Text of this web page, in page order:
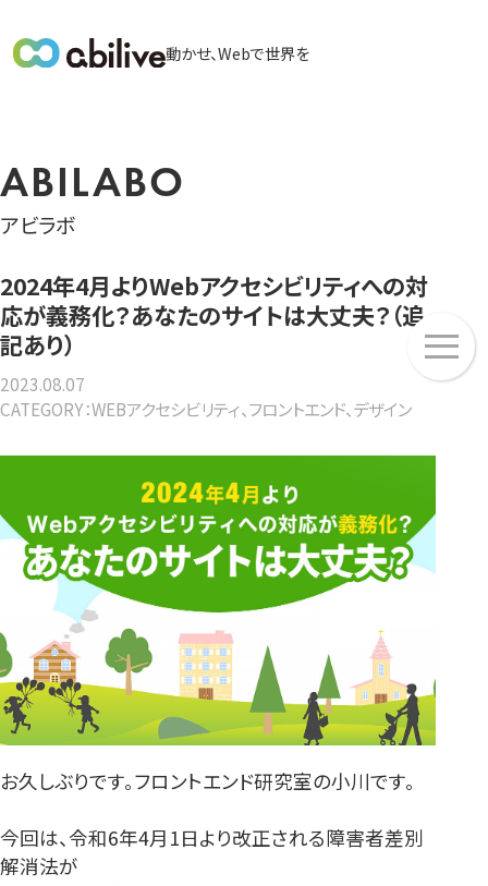
動かせ、Webで世界を
メ
ニ
ュ
ー
ニ
ュ
ABILABO
アビラボ
2024年4月よりWebアクセシビリティへの対
応が義務化？あなたのサイトは大丈夫？（追
記あり）
2023.08.07
CATEGORY：WEBアクセシビリティ、フロントエンド、デザイン
お久しぶりです。フロントエンド研究室の小川です。
今回は、令和6年4月1日より改正される障害者差別
解消法が